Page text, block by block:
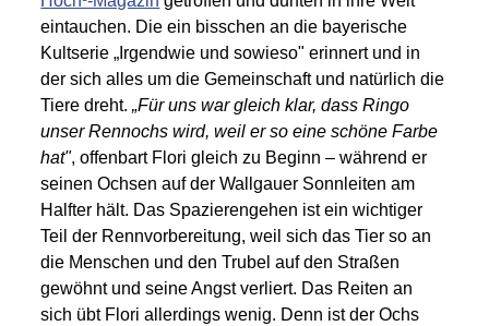
eintauchen. Die ein bisschen an die bayerische
Kultserie „Irgendwie und sowieso" erinnert und in
der sich alles um die Gemeinschaft und natürlich die
Tiere dreht.„Für uns war gleich klar, dass Ringo
unser Rennochs wird, weil er so eine schöne Farbe
hat", offenbart Flori gleich zu Beginn – während er
seinen Ochsen auf der Wallgauer Sonnleiten am
Halfter hält. Das Spazierengehen ist ein wichtiger
Teil der Rennvorbereitung, weil sich das Tier so an
die Menschen und den Trubel auf den Straßen
gewöhnt und seine Angst verliert. Das Reiten an
sich übt Flori allerdings wenig. Denn ist der Ochs